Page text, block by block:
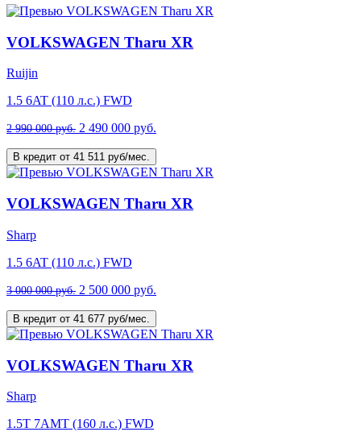
VOLKSWAGEN Tharu XR
Ruijin
1.5 6AT (110 л.с.) FWD
2 990 000 руб. 2 490 000 руб.
В кредит от 41 511 руб/мес.
VOLKSWAGEN Tharu XR
Sharp
1.5 6AT (110 л.с.) FWD
3 000 000 руб. 2 500 000 руб.
В кредит от 41 677 руб/мес.
VOLKSWAGEN Tharu XR
Sharp
1.5T 7AMT (160 л.с.) FWD